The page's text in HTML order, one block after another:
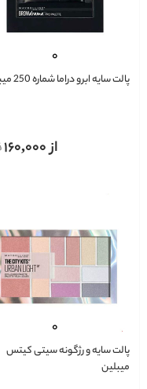
پالت سایه ابرو دراما شماره 250 میبلین
از 160,000
پالت سایه و رژگونه سیتی کیتس
میبلین